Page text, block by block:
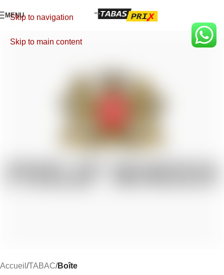
Skip to navigation
Skip to main content
MENU
Accueil TABAC Boîte